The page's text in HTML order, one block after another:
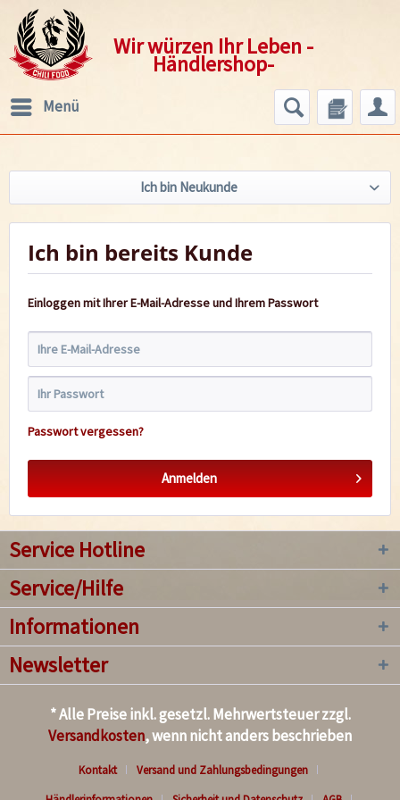
Wir würzen Ihr Leben -
Händlershop-
Menü
Ich bin Neukunde
Ich bin bereits Kunde
Einloggen mit Ihrer E-Mail-Adresse und Ihrem Passwort
Passwort vergessen?
Anmelden
Service Hotline
Service/Hilfe
Informationen
Newsletter
* Alle Preise inkl. gesetzl. Mehrwertsteuer zzgl.
Versandkosten, wenn nicht anders beschrieben
Kontakt
Versand und Zahlungsbedingungen